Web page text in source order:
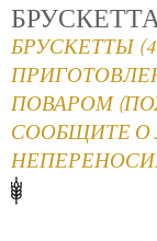
БРУСКЕТТЫ
ПОВАРОМ
СООБЩИТЕ